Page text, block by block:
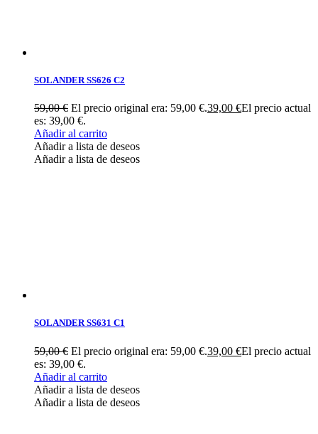
SOLANDER SS626 C2
59,00€ El precio original era: 59,00 €.39,00 €El precio actual
es: 39,00 €.
Añadir al carrito
Añadir a lista de deseos
Añadir a lista de deseos
SOLANDER SS631 C1
59,00€ El precio original era: 59,00 €.39,00 €El precio actual
es: 39,00 €.
Añadir al carrito
Añadir a lista de deseos
Añadir a lista de deseos